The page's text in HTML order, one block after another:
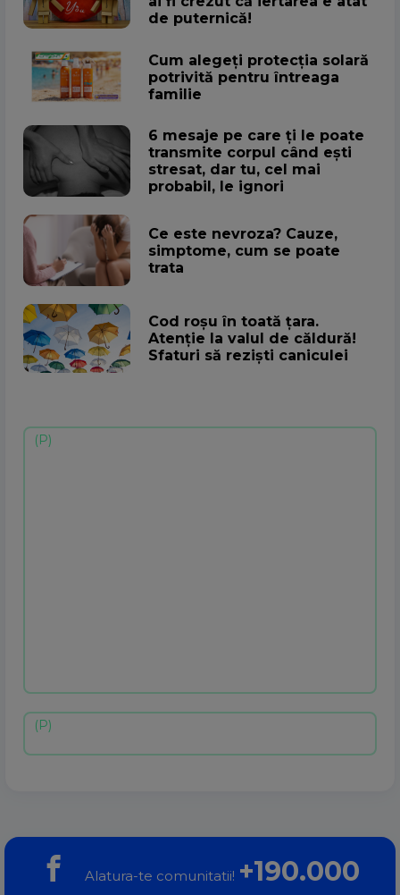
de puternică!
Cum alegeţi protecţia solară
potrivită pentru întreaga
familie
6 mesaje pe care ți le poate
transmite corpul când ești
stresat, dar tu, cel mai
probabil, le ignori
Ce este nevroza? Cauze,
simptome, cum se poate
trata
Cod roșu în toată țara.
Atenţie la valul de căldură!
Sfaturi să rezişti caniculei
Alatura-te comunitatii! +190.000